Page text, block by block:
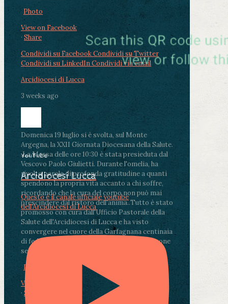
Photo
View on Facebook
· Share
Condividi su FacebookCondividi su Twitter
Condividi su LinkedInCondividi via email
Arcidiocesi di Lucca
3 weeks ago
Domenica 19 luglio si è svolta, sul Monte
Argegna, la XXII Giornata Diocesana della Salute.
.La Messa delle ore 10:30 è stata presieduta dal
Vescovo Paolo Giulietti. Durante l'omelia, ha
rivolto parole di profonda gratitudine a quanti
spendono la propria vita accanto a chi soffre,
ricordando che la cura del corpo non può mai
prescindere dal ristoro dell'anima..Tutto è stato
promosso con cura dall'Ufficio Pastorale della
Salute dell'Arcidiocesi di Lucca e ha visto
convergere nel cuore della Garfagnana centinaia
di fedeli, operatori sanitari, volontari e persone
segnate dalla malattia.
Photo
View on Facebook
· Share
YouTube
Arcidiocesi Lucca
Questo è il canale ufficiale youtube
dell'Arcidiocesi di Lucca